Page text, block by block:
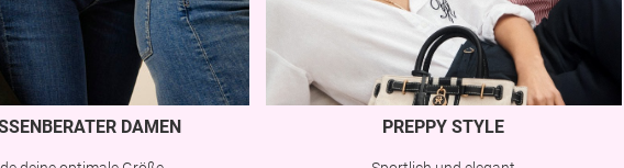
DAMEN PREPPY STYLE